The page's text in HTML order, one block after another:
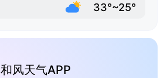
33°~25°
和风天气APP